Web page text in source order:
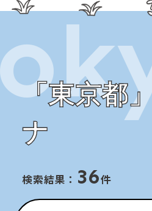
「東京都
ナ
検索結果： 36件